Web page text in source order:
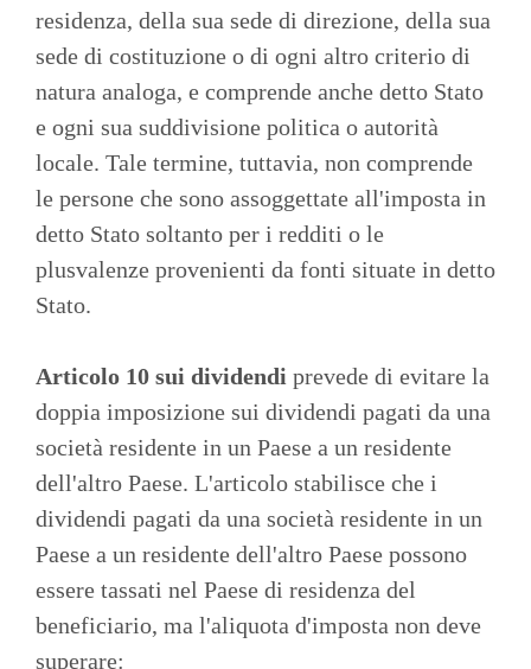
residenza, della sua sede di direzione, della sua
sede di costituzione o di ogni altro criterio di
natura analoga, e comprende anche detto Stato
e ogni sua suddivisione politica o autorità
locale. Tale termine, tuttavia, non comprende
le persone che sono assoggettate all'imposta in
detto Stato soltanto per i redditi o le
plusvalenze provenienti da fonti situate in detto
Stato.
Articolo 10 sui dividendi prevede di evitare la
doppia imposizione sui dividendi pagati da una
società residente in un Paese a un residente
dell'altro Paese. L'articolo stabilisce che i
dividendi pagati da una società residente in un
Paese a un residente dell'altro Paese possono
essere tassati nel Paese di residenza del
beneficiario, ma l'aliquota d'imposta non deve
superare: